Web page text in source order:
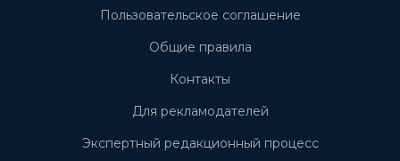
Пользовательское соглашение
Общие правила
Контакты
Для рекламодателей
Экспертный редакционный процесс